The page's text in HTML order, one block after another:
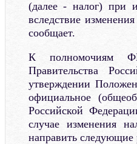
(далее - налог) при
вследствие
сообщает.
К полномочиям
Правительства
утверждении
официальное
Российской
случае изменения
направить следующие